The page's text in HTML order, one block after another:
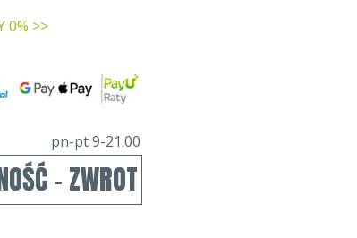
0% >>
pn-pt 9-21:00
- ZWROT